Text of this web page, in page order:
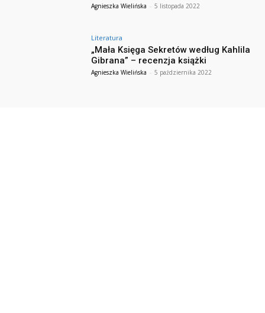
Agnieszka Wielińska - 5 listopada 2022
Literatura
„Mała Księga Sekretów według Kahlila
Gibrana” – recenzja książki
Agnieszka Wielińska - 5 października 2022